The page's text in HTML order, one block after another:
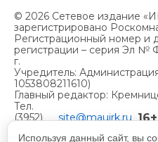
© 2026 Сетевое издание
зарегистрировано
Регистрационный номер и
регистрации – серия Эл №
г.
Учредитель:
1053808211610)
Главный редактор:
Тел.
(3952)
site@mauirk.ru 16+
Используя данный сайт, вы